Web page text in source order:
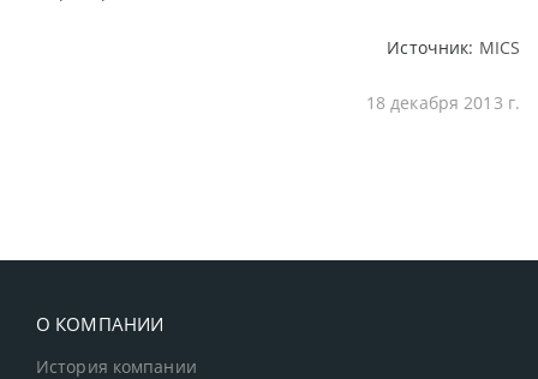
Источник: MICS
18 декабря 2013 г.
О КОМПАНИИ
История компании